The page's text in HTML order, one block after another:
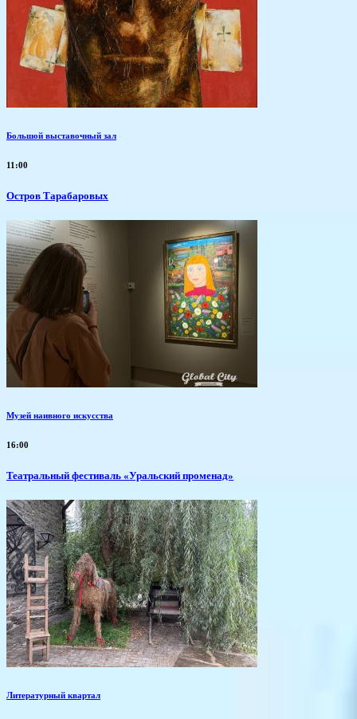
Большой выставочный зал
11:00
Остров Тарабаровых
Музей наивного искусства
16:00
Театральный фестиваль «Уральский променад»
Литературный квартал